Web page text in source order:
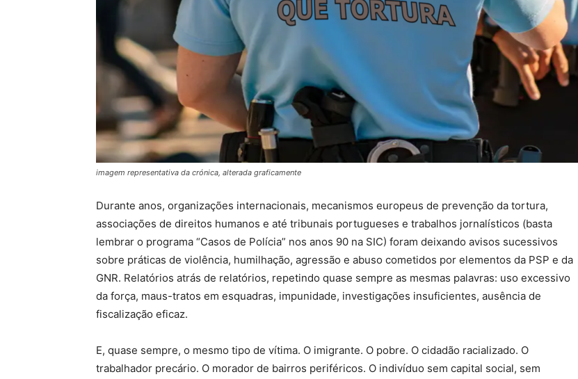
imagem representativa da crónica, alterada graficamente
Durante anos, organizações internacionais, mecanismos europeus de prevenção da tortura,
associações de direitos humanos e até tribunais portugueses e trabalhos jornalísticos (basta
lembrar o programa “Casos de Polícia” nos anos 90 na SIC) foram deixando avisos sucessivos
sobre práticas de violência, humilhação, agressão e abuso cometidos por elementos da PSP e da
GNR. Relatórios atrás de relatórios, repetindo quase sempre as mesmas palavras: uso excessivo
da força, maus-tratos em esquadras, impunidade, investigações insuficientes, ausência de
fiscalização eficaz.
E, quase sempre, o mesmo tipo de vítima. O imigrante. O pobre. O cidadão racializado. O
trabalhador precário. O morador de bairros periféricos. O indivíduo sem capital social, sem